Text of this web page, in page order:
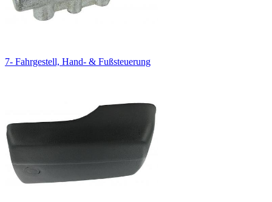
7- Fahrgestell, Hand- & Fußsteuerung